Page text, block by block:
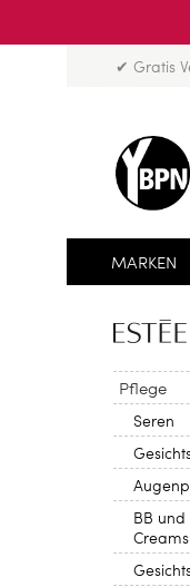
✔ Gratis
MARKEN
Pflege
Seren
BB und
Creams